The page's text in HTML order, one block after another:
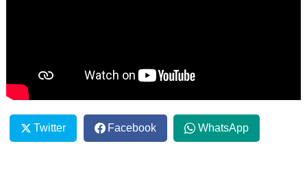
Twitter Facebook WhatsApp